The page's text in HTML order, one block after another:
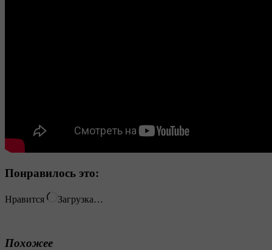
Понравилось это:
Нравится Загрузка…
Похожее